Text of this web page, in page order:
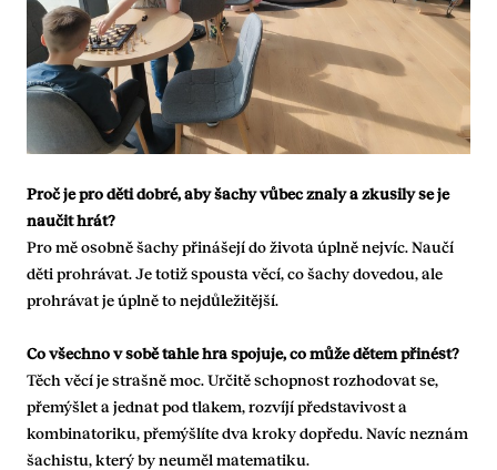
Proč je pro děti dobré, aby šachy vůbec znaly a zkusily se je
naučit hrát?
Pro mě osobně šachy přinášejí do života úplně nejvíc. Naučí
děti prohrávat. Je totiž spousta věcí, co šachy dovedou, ale
prohrávat je úplně to nejdůležitější.
Co všechno v sobě tahle hra spojuje, co může dětem přinést?
Těch věcí je strašně moc. Určitě schopnost rozhodovat se,
přemýšlet a jednat pod tlakem, rozvíjí představivost a
kombinatoriku, přemýšlíte dva kroky dopředu. Navíc neznám
šachistu, který by neuměl matematiku.